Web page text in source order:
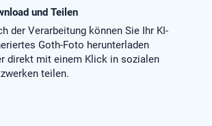
und Teilen
der Verarbeitung können Sie Ihr KI-
Goth-Foto herunterladen
direkt mit einem Klick in sozialen
teilen.